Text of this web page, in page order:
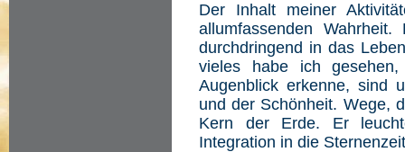
Der Inhalt meiner
allumfassenden
durchdringend in das
vieles habe ich
Augenblick erkenne, sind
und der Schönheit. Wege,
Kern der Erde. Er
Integration in die